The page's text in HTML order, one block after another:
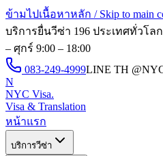
ข้ามไปเนื้อหาหลัก / Skip to main
บริการยื่นวีซ่า 196 ประเทศทั่วโลก
– ศุกร์ 9:00 – 18:00
083-249-4999LINE TH
N
NYC Visa.
Visa & Translation
หน้าแรก
บริการวีซ่า